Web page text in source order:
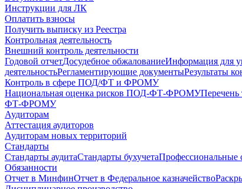
Инструкции для ЛК
Оплатить взносы
Получить выписку из Реестра
Контрольная деятельность
Внешний контроль деятельности
Годовой отчетДосудебное обжалованиеИнформация для
деятельностьРегламентирующие документыРезультаты
Контроль в сфере ПОД/ФТ и ФРОМУ
Национальная оценка рисков ПОД-ФТ-ФРОМУПеречень
ФТ-ФРОМУ
Аудиторам
Аттестация аудиторов
Аудиторам новых территорий
Стандарты
Стандарты аудитаСтандарты бухучетаПрофессиональные
Обязанности
Отчет в МинфинОтчет в Федеральное казначейство